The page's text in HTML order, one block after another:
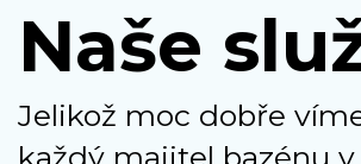
Naše
Jelikož moc dobře
každý majitel bazénu v